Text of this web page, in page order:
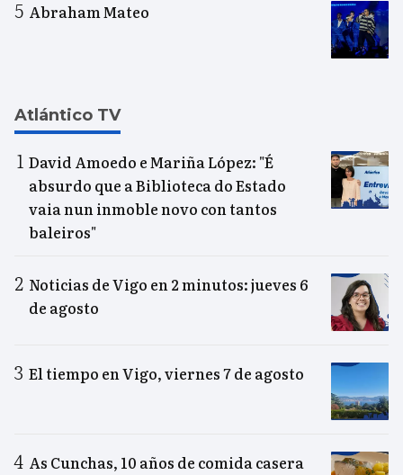
Abraham Mateo
Atlántico TV
David Amoedo e Mariña López: "É
absurdo que a Biblioteca do Estado
vaia nun inmoble novo con tantos
baleiros"
Noticias de Vigo en 2 minutos: jueves 6
de agosto
El tiempo en Vigo, viernes 7 de agosto
As Cunchas, 10 años de comida casera